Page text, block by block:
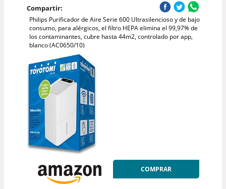
Compartir:
Philips Purificador de Aire Serie 600 Ultrasilencioso y de bajo
consumo, para alérgicos, el filtro HEPA elimina el 99,97% de
los contaminantes, cubre hasta 44m2, controlado por app,
blanco (AC0650/10)
COMPRAR